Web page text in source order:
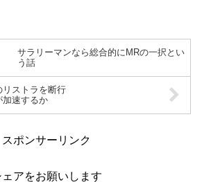
サラリーマンなら総合的にMRの一択とい
う話
ストラを断行
加速するか
スポンサーリンク
ェアをお願いします